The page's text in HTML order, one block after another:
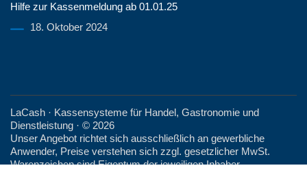
Hilfe zur Kassenmeldung ab 01.01.25
18. Oktober 2024
LaCash · Kassensysteme für Handel, Gastronomie und
Dienstleistung · © 2026
Unser Angebot richtet sich ausschließlich an gewerbliche
Anwender, Preise verstehen sich zzgl. gesetzlicher MwSt.
Warenzeichen sind Eigentum der jeweiligen Inhaber.